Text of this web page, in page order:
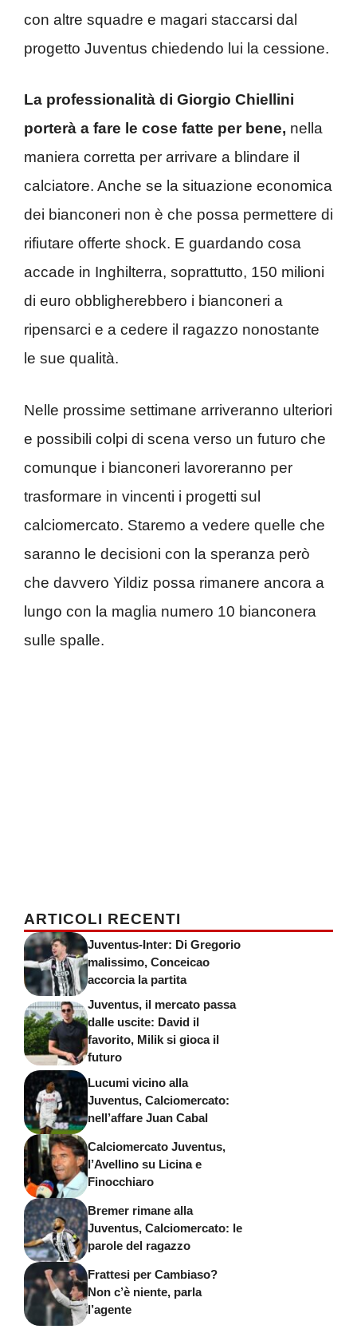
con altre squadre e magari staccarsi dal
progetto Juventus chiedendo lui la cessione.
La professionalità di Giorgio Chiellini
porterà a fare le cose fatte per bene, nella
maniera corretta per arrivare a blindare il
calciatore. Anche se la situazione economica
dei bianconeri non è che possa permettere di
rifiutare offerte shock. E guardando cosa
accade in Inghilterra, soprattutto, 150 milioni
di euro obbligherebbero i bianconeri a
ripensarci e a cedere il ragazzo nonostante
le sue qualità.
Nelle prossime settimane arriveranno ulteriori
e possibili colpi di scena verso un futuro che
comunque i bianconeri lavoreranno per
trasformare in vincenti i progetti sul
calciomercato. Staremo a vedere quelle che
saranno le decisioni con la speranza però
che davvero Yildiz possa rimanere ancora a
lungo con la maglia numero 10 bianconera
sulle spalle.
ARTICOLI RECENTI
Juventus-Inter: Di Gregorio
malissimo, Conceicao
accorcia la partita
Juventus, il mercato passa
dalle uscite: David il
favorito, Milik si gioca il
futuro
Lucumi vicino alla
Juventus, Calciomercato:
nell’affare Juan Cabal
Calciomercato Juventus,
l’Avellino su Licina e
Finocchiaro
Bremer rimane alla
Juventus, Calciomercato: le
parole del ragazzo
Frattesi per Cambiaso?
Non c’è niente, parla
l’agente